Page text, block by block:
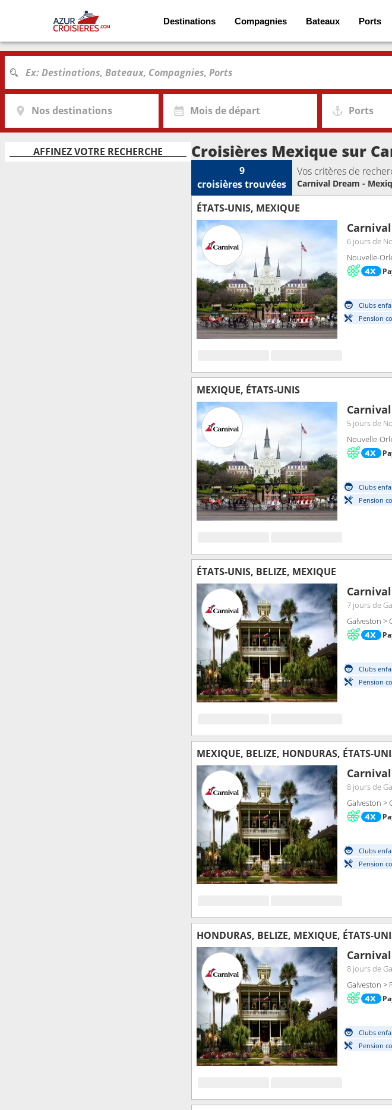
Destinations Compagnies Bateaux Ports
Nos destinations Mois de départ Ports
AFFINEZ VOTRE RECHERCHE Croisières Mexique sur
9
croisièrestrouvées
Vos critères de
Carnival Dream -
ÉTATS-UNIS, MEXIQUE
6 joursde
Nouvelle-
Clubs
Pension
MEXIQUE, ÉTATS-UNIS
5 joursde
Nouvelle-
Clubs
Pension
ÉTATS-UNIS, BELIZE, MEXIQUE
7 joursde
Galveston >
Clubs
Pension
MEXIQUE, BELIZE, HONDURAS, ÉTATS-
8 joursde
Galveston >
Clubs
Pension
HONDURAS, BELIZE, MEXIQUE, ÉTATS-
8 joursde
Galveston >
Clubs
Pension